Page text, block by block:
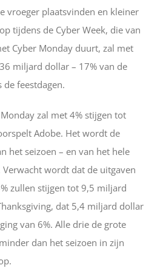
vroeger plaatsvinden en kleiner
tijdens de Cyber Week, die van
Cyber Monday duurt, zal met
miljard dollar – 17% van de
feestdagen.
zal met 4% stijgen tot
Adobe. Het wordt de
het seizoen – en van het hele
wordt dat de uitgaven
zullen stijgen tot 9,5 miljard
dat 5,4 miljard dollar
van 6%. Alle drie de grote
dan het seizoen in zijn